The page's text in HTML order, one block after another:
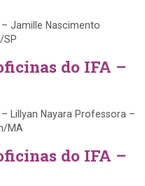
Jamille Nascimento
SP
do IFA –
Lillyan Nayara Professora –
MA
do IFA –